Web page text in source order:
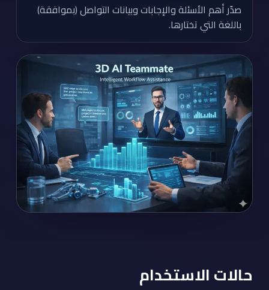
صدّر أهم الأسئلة والإجابات وبيانات التواصل (بموافقة)
باللغة التي تختارها.
حالات الاستخدام